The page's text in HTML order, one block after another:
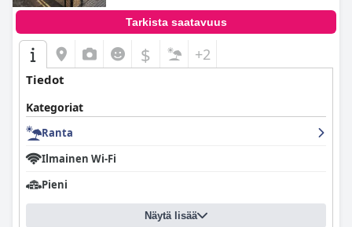
Tarkista saatavuus
$ +2
Tiedot
Kategoriat
Ranta
Ilmainen Wi-Fi
Pieni
Näytä lisää